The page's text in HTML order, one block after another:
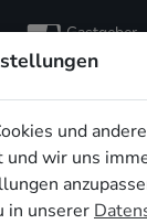
Gastgeber
und
wir uns
in unserer